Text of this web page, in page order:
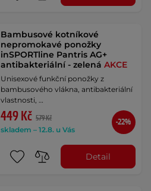
Bambusové kotníkové
nepromokavé ponožky
inSPORTline Pantris AG+
antibakteriální - zelenáAKCE
Unisexové funkční ponožky z
bambusového vlákna, antibakteriální
vlastnosti, …
449 Kč 579 Kč
skladem – 12.8. u Vás
-22%
Detail